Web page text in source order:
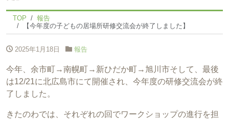
TOP
報告
【今年度の子どもの居場所研修交流会が終了しました】
2025年1月18日 報告
今年、余市町→南幌町→新ひだか町→旭川市そして、最後
は12/21に北広島市にて開催され、今年度の研修交流会が終
了しました。
きたのわでは、それぞれの回でワークショップの進行を担